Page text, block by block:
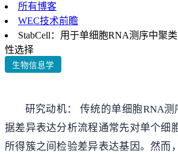
所有博客
WEC技术前瞻
StabCell：用于单细胞RNA测序中聚
性选择
生物信息学
研究动机： 传统的单细胞RNA测
据差异表达分析流程通常先对单个细
所得簇之间检验差异表达基因。然而